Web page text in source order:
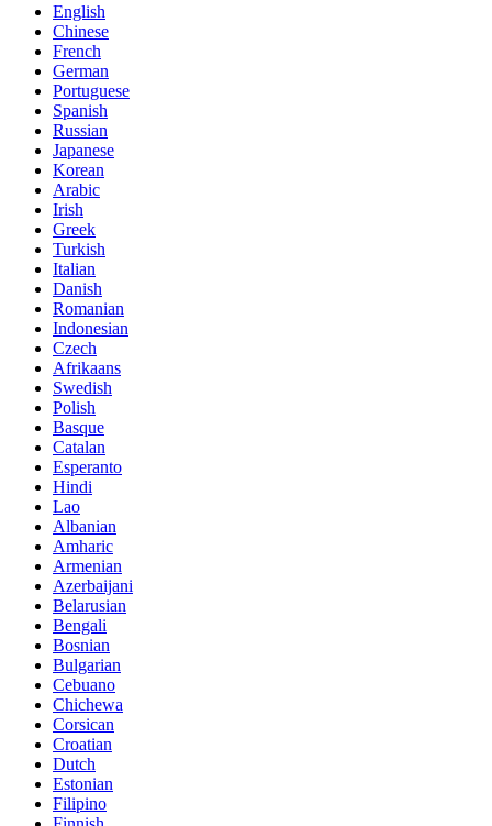
English
Chinese
French
German
Portuguese
Spanish
Russian
Japanese
Korean
Arabic
Irish
Greek
Turkish
Italian
Danish
Romanian
Indonesian
Czech
Afrikaans
Swedish
Polish
Basque
Catalan
Esperanto
Hindi
Lao
Albanian
Amharic
Armenian
Azerbaijani
Belarusian
Bengali
Bosnian
Bulgarian
Cebuano
Chichewa
Corsican
Croatian
Dutch
Estonian
Filipino